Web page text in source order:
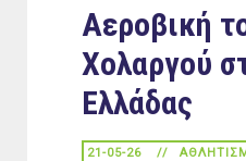
Αεροβική
Χολαργού
Ελλάδας
21-05-26